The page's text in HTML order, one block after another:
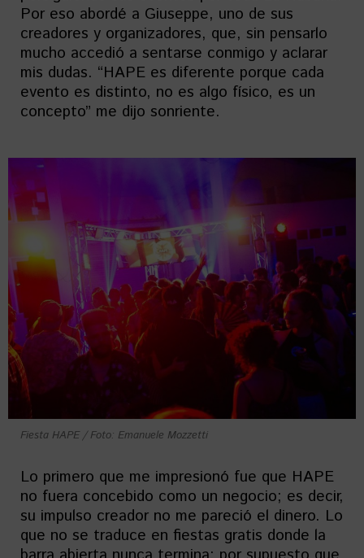
Por eso abordé a Giuseppe, uno de sus
creadores y organizadores, que, sin pensarlo
mucho accedió a sentarse conmigo y aclarar
mis dudas. “HAPE es diferente porque cada
evento es distinto, no es algo físico, es un
concepto” me dijo sonriente.
Fiesta HAPE / Foto: Emanuele Mozzetti
Lo primero que me impresionó fue que HAPE
no fuera concebido como un negocio; es decir,
su impulso creador no me pareció el dinero. Lo
que no se traduce en fiestas gratis donde la